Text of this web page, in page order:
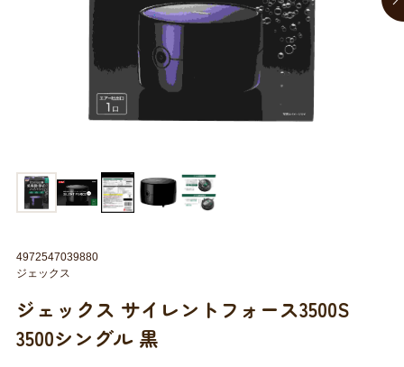
ジェックス サイレントフォース3500S
3500シングル 黒
4972547039880
ジェックス